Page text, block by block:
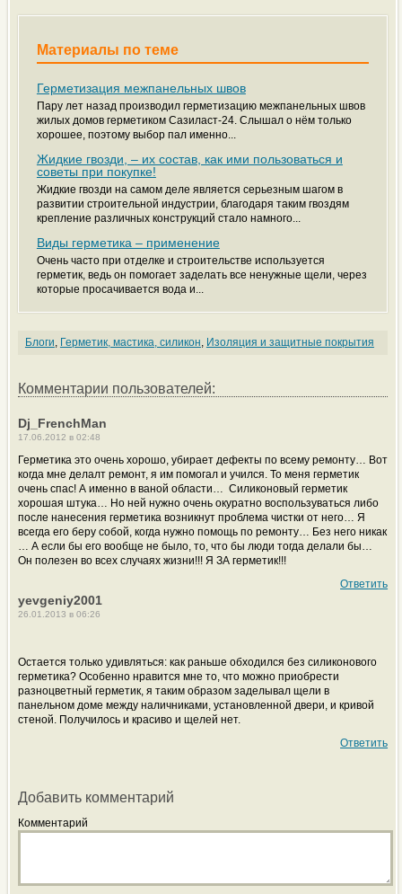
Материалы по теме
Герметизация межпанельных швов
Пару лет назад производил герметизацию межпанельных швов
жилых домов герметиком Сазиласт-24. Слышал о нём только
хорошее, поэтому выбор пал именно...
Жидкие гвозди, – их состав, как ими пользоваться и
советы при покупке!
Жидкие гвозди на самом деле является серьезным шагом в
развитии строительной индустрии, благодаря таким гвоздям
крепление различных конструкций стало намного...
Виды герметика – применение
Очень часто при отделке и строительстве используется
герметик, ведь он помогает заделать все ненужные щели, через
которые просачивается вода и...
Блоги, Герметик, мастика, силикон, Изоляция и защитные покрытия
Комментарии пользователей:
Dj_FrenchMan
17.06.2012 в 02:48
Герметика это очень хорошо, убирает дефекты по всему ремонту… Вот
когда мне делалт ремонт, я им помогал и учился. То меня герметик
очень спас! А именно в ваной области… Силиконовый герметик
хорошая штука… Но ней нужно очень окуратно воспользуваться либо
после нанесения герметика возникнут проблема чистки от него… Я
всегда его беру собой, когда нужно помощь по ремонту… Без него никак
… А если бы его вообще не было, то, что бы люди тогда делали бы…
Он полезен во всех случаях жизни!!! Я ЗА герметик!!!
Ответить
yevgeniy2001
26.01.2013 в 06:26
Остается только удивляться: как раньше обходился без силиконового
герметика? Особенно нравится мне то, что можно приобрести
разноцветный герметик, я таким образом заделывал щели в
панельном доме между наличниками, установленной двери, и кривой
стеной. Получилось и красиво и щелей нет.
Ответить
Добавить комментарий
Комментарий